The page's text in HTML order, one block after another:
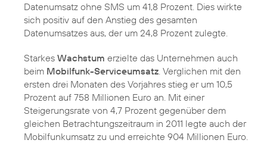
Datenumsatz ohne SMS um 41,8 Prozent. Dies wirkte
sich positiv auf den Anstieg des gesamten
Datenumsatzes aus, der um 24,8 Prozent zulegte.
Starkes Wachstum erzielte das Unternehmen auch
beim Mobilfunk-Serviceumsatz. Verglichen mit den
ersten drei Monaten des Vorjahres stieg er um 10,5
Prozent auf 758 Millionen Euro an. Mit einer
Steigerungsrate von 4,7 Prozent gegenüber dem
gleichen Betrachtungszeitraum in 2011 legte auch der
Mobilfunkumsatz zu und erreichte 904 Millionen Euro.